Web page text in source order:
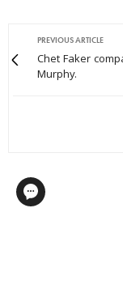
PREVIOUS ARTICLE
Chet Faker
Murphy.